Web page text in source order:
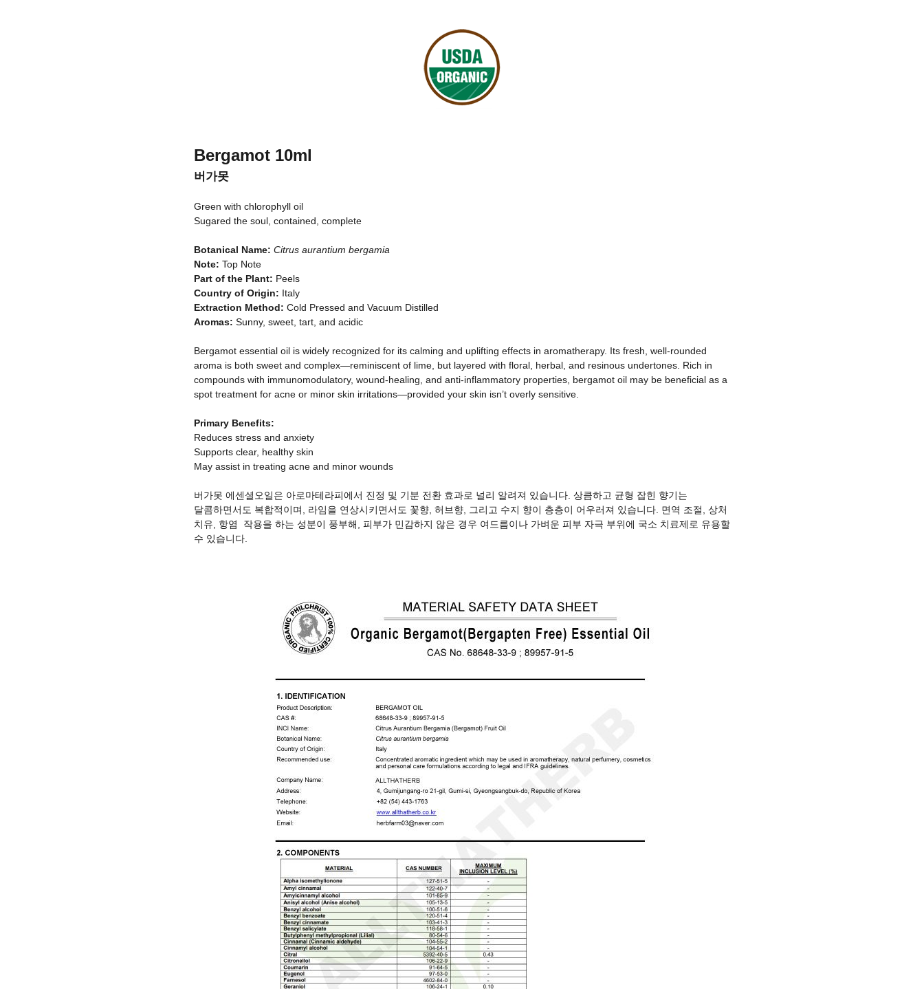
Bergamot 10ml
버가못
Green with chlorophyll oil
Sugared the soul, contained, complete
Botanical Name: Citrus aurantium bergamia
Note: Top Note
Part of the Plant: Peels
Country of Origin: Italy
Extraction Method: Cold Pressed and Vacuum Distilled
Aromas: Sunny, sweet, tart, and acidic
Bergamot essential oil is widely recognized for its calming and uplifting effects in aromatherapy. Its fresh, well-rounded
aroma is both sweet and complex—reminiscent of lime, but layered with floral, herbal, and resinous undertones. Rich in
compounds with immunomodulatory, wound-healing, and anti-inflammatory properties, bergamot oil may be beneficial as a
spot treatment for acne or minor skin irritations—provided your skin isn’t overly sensitive.
Primary Benefits:
Reduces stress and anxiety
Supports clear, healthy skin
May assist in treating acne and minor wounds
버가못 에센셜오일은 아로마테라피에서 진정 및 기분 전환 효과로 널리 알려져 있습니다 상큼하고 균형 잡힌 향기는
달콤하면서도 복합적이며
라임을 연상시키면서도 꽃향 허브향 그리고 수지 향이 층층이 어우러져 있습니다 면역 조절
상처
치유
항염 작용을 하는 성분이 풍부해
피부가 민감하지 않은 경우 여드름이나 가벼운 피부 자극 부위에 국소 치료제로 유용할
수 있습니다